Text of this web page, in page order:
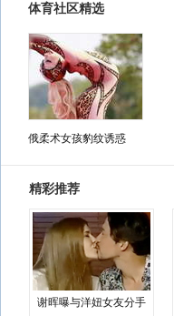
体育社区精选
俄柔术女孩豹纹诱惑
精彩推荐
谢晖曝与洋妞女友分手